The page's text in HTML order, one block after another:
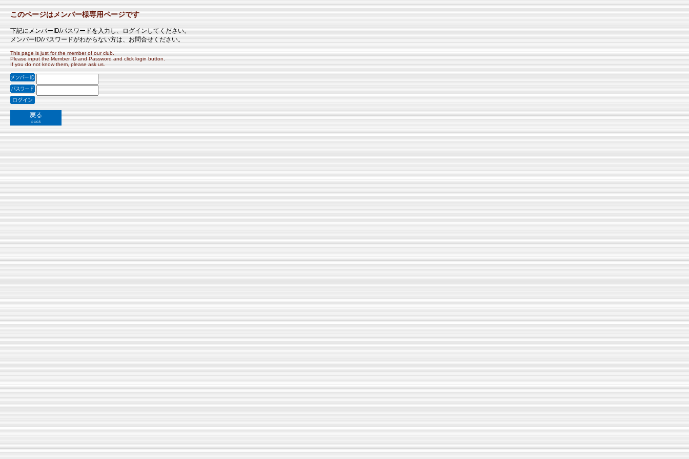
このページはメンバー様専用ページです
下記にメンバーID/パスワードを入力し、ログインしてください。
メンバーID/パスワードがわからない方は、お問合せください。
This page is just for the member of our club.
Please input the Member ID and Password and click login button.
If you do not know them, please ask us.